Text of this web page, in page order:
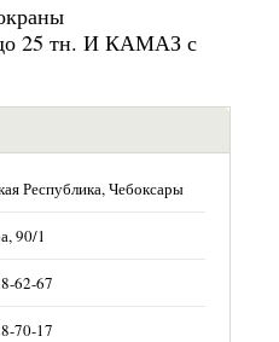
до 25 тн. И КАМАЗ с
Республика, Чебоксары
90/1
62-67
70-17